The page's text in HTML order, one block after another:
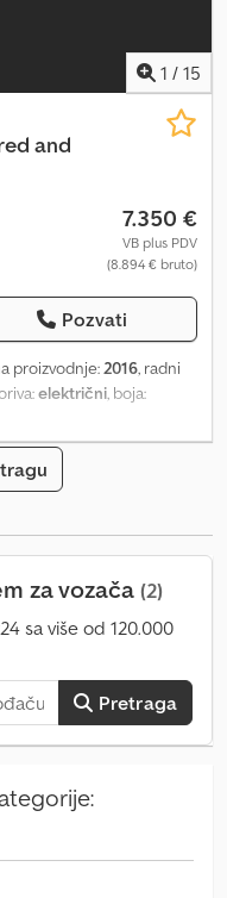
1 / 15
and
7.350 €
VB plus PDV
(8.894 € bruto)
Pozvati
proizvodnje: 2016, radni
električni , boja:
dvostrano upravljivi i
nosivošću od 6.000 kg,
= Opšte informacije
godina: 2016
masa: 525 kg
stanje: veoma dobro
Za više
za vozača (2)
sa više od 120.000
Pretraga